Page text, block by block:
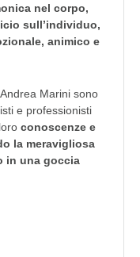
nel corpo,
sull’individuo,
animico e
Marini sono
e professionisti
conoscenze e
la meravigliosa
in una goccia